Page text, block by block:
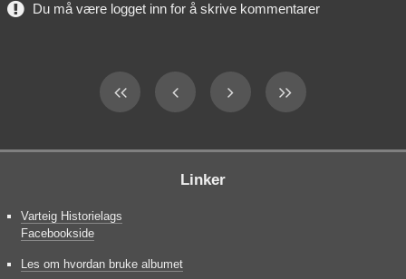
Du må være logget inn for å skrive kommentarer
Linker
Varteig Historielags
Facebookside
Les om hvordan bruke albumet